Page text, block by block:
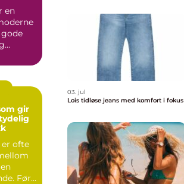
en
gir
er ofte
Før
03. jul
Lois tidløse jeans med komfort i fokus